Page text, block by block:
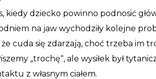
kiedy dziecko powinno podnosić
na jaw wychodziły kolejne
że cuda się zdarzają, choć trzeba im
„trochę“, ale wysiłek był
z własnym ciałem.